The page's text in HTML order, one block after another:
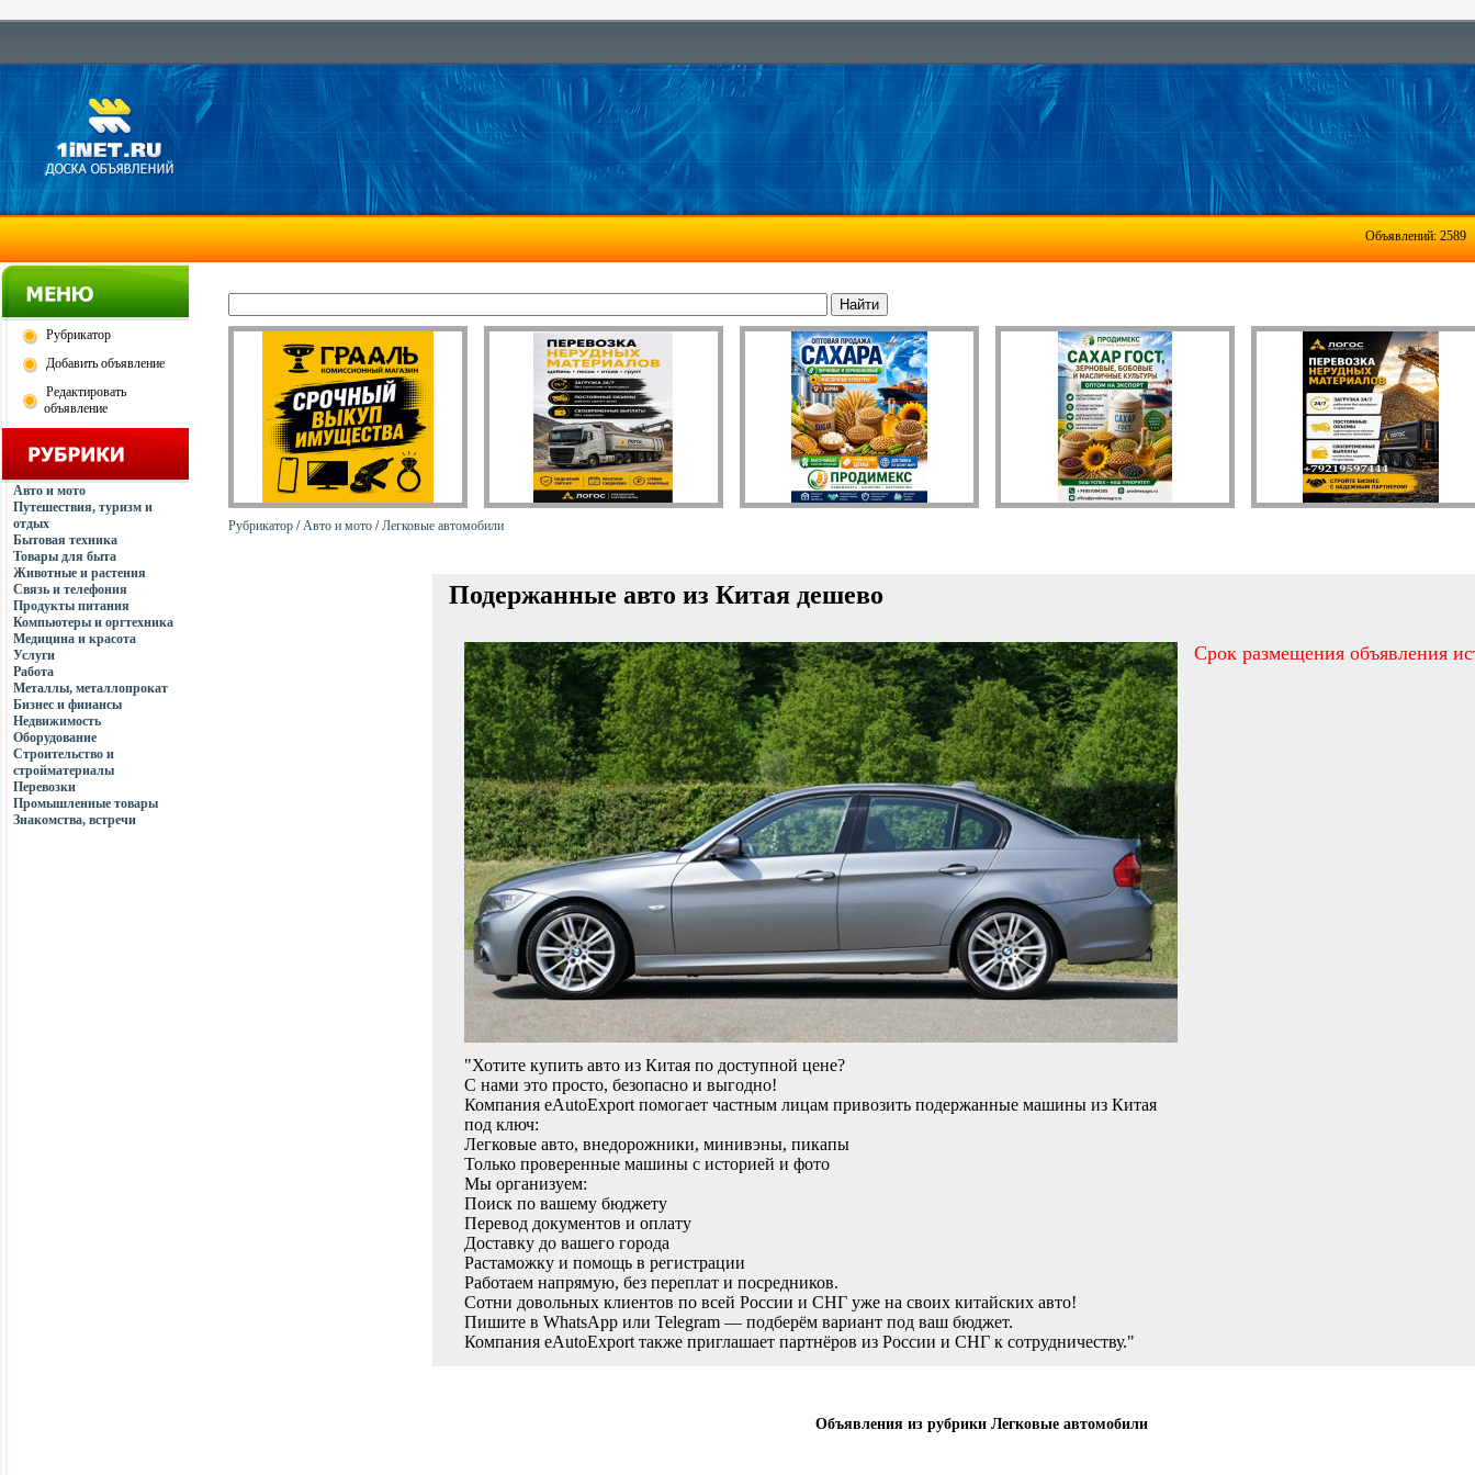
Объявлений: 2589
Рубрикатор
Добавить объявление
Редактировать
объявление
Авто и мото
Путешествия, туризм и
отдых
Бытовая техника
Товары для быта
Животные и растения
Связь и телефония
Продукты питания
Компьютеры и оргтехника
Медицина и красота
Услуги
Работа
Металлы, металлопрокат
Бизнес и финансы
Недвижимость
Оборудование
Строительство и
стройматериалы
Перевозки
Промышленные товары
Знакомства, встречи
Рубрикатор /Авто и мото /Легковые автомобили
Подержанные авто из Китая дешево
"Хотите купить авто из Китая по доступной цене?
С нами это просто, безопасно и выгодно!
Компания eAutoExport помогает частным лицам привозить подержанные машины из Китая
под ключ:
Легковые авто, внедорожники, минивэны, пикапы
Только проверенные машины с историей и фото
Мы организуем:
Поиск по вашему бюджету
Перевод документов и оплату
Доставку до вашего города
Растаможку и помощь в регистрации
Работаем напрямую, без переплат и посредников.
Сотни довольных клиентов по всей России и СНГ уже на своих китайских авто!
Пишите в WhatsApp или Telegram — подберём вариант под ваш бюджет.
Компания eAutoExport также приглашает партнёров из России и СНГ к сотрудничеству."
Срок размещения объявления
Объявления из рубрики Легковые автомобили